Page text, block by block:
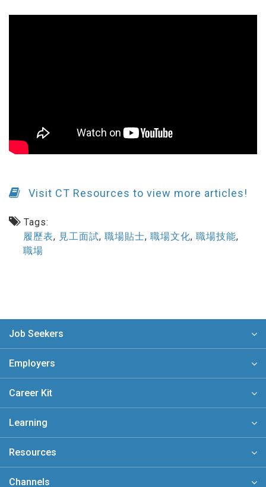
Visit CT Resources to view more articles!
Tags:
履歷表, 見工面試, 職場貼士, 職場文化, 職場技能,
職場
Job Seekers
Employers
Career Kit
Learning
Resources
Channels